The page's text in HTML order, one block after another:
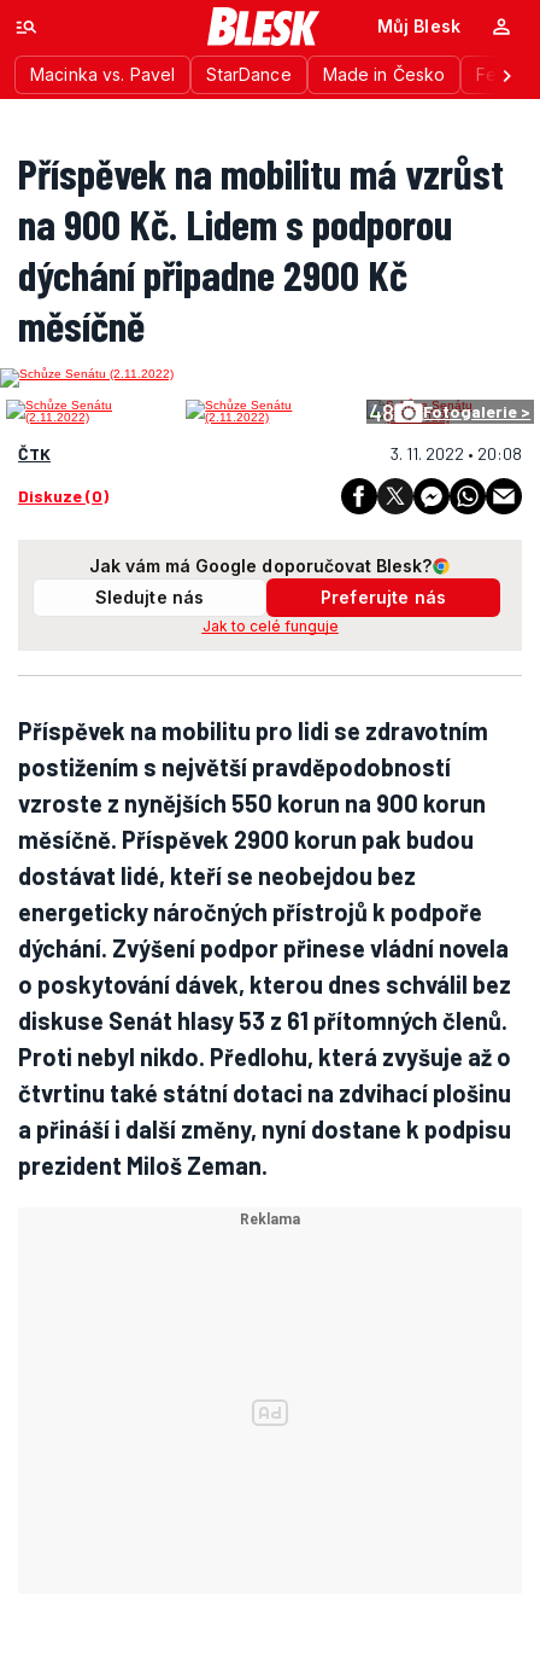
Macinka vs. Pavel StarDance Made in Česko
Můj Blesk
Příspěvek na mobilitu má vzrůst
na 900 Kč. Lidem s podporou
dýchání připadne 2900 Kč
měsíčně
48 Fotogalerie >
ČTK 3. 11. 2022 • 20:08
Diskuze (0)
Jak vám má Google doporučovat Blesk?
Sledujte nás
Preferujte nás
Jak to celé funguje
Příspěvek na mobilitu pro lidi se zdravotním
postižením s největší pravděpodobností
vzroste z nynějších 550 korun na 900 korun
měsíčně. Příspěvek 2900 korun pak budou
dostávat lidé, kteří se neobejdou bez
energeticky náročných přístrojů k podpoře
dýchání. Zvýšení podpor přinese vládní novela
o poskytování dávek, kterou dnes schválil bez
diskuse Senát hlasy 53 z 61 přítomných členů.
Proti nebyl nikdo. Předlohu, která zvyšuje až o
čtvrtinu také státní dotaci na zdvihací plošinu
a přináší i další změny, nyní dostane k podpisu
prezident Miloš Zeman.